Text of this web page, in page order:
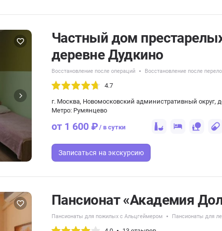
Частный дом
деревне Дудкино
Восстановление после операций Восстановление после
4.7
г. Москва, Новомосковский административный округ,
Метро: Румянцево
от 1 600 ₽/ в сутки
Записаться на экскурсию
Пансионат «Академия
Пансионаты для пожилых с Альцгеймером Пансионаты для